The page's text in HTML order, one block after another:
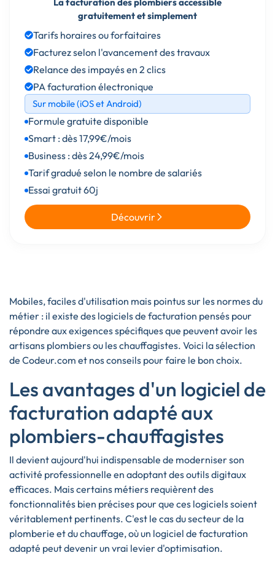
gratuitement et simplement
Tarifs horaires ou forfaitaires
Facturez selon l'avancement des travaux
Relance des impayés en 2 clics
PA facturation électronique
Sur mobile (iOS et Android)
Formule gratuite disponible
Smart : dès 17,99€/mois
Business : dès 24,99€/mois
Tarif gradué selon le nombre de salariés
Essai gratuit 60j
Découvrir
Mobiles, faciles d'utilisation mais pointus sur les normes du
métier : il existe des logiciels de facturation pensés pour
répondre aux exigences spécifiques que peuvent avoir les
artisans plombiers ou les chauffagistes. Voici la sélection
de Codeur.com et nos conseils pour faire le bon choix.
Les avantages d'un logiciel de
facturation adapté aux
plombiers-chauffagistes
Il devient aujourd'hui indispensable de moderniser son
activité professionnelle en adoptant des outils digitaux
efficaces. Mais certains métiers requièrent des
fonctionnalités bien précises pour que ces logiciels soient
véritablement pertinents. C'est le cas du secteur de la
plomberie et du chauffage, où un logiciel de facturation
adapté peut devenir un vrai levier d'optimisation.